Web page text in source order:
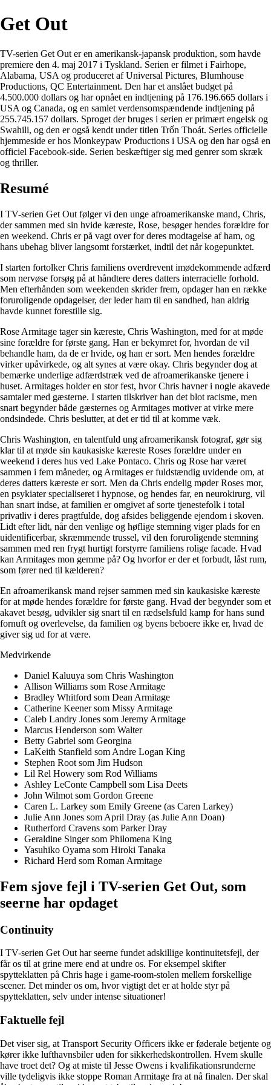
Get Out
TV-serien Get Out er en amerikansk-japansk produktion, som havde
premiere den 4. maj 2017 i Tyskland. Serien er filmet i Fairhope,
Alabama, USA og produceret af Universal Pictures, Blumhouse
Productions, QC Entertainment. Den har et anslået budget på
4.500.000 dollars og har opnået en indtjening på 176.196.665 dollars i
USA og Canada, og en samlet verdensomspændende indtjening på
255.745.157 dollars. Sproget der bruges i serien er primært engelsk og
Swahili, og den er også kendt under titlen Trốn Thoát. Series officielle
hjemmeside er hos Monkeypaw Productions i USA og den har også en
officiel Facebook-side. Serien beskæftiger sig med genrer som skræk
og thriller.
Resumé
I TV-serien Get Out følger vi den unge afroamerikanske mand, Chris,
der sammen med sin hvide kæreste, Rose, besøger hendes forældre for
en weekend. Chris er på vagt over for deres modtagelse af ham, og
hans ubehag bliver langsomt forstærket, indtil det når kogepunktet.
I starten fortolker Chris familiens overdrevent imødekommende adfærd
som nervøse forsøg på at håndtere deres datters interracielle forhold.
Men efterhånden som weekenden skrider frem, opdager han en række
foruroligende opdagelser, der leder ham til en sandhed, han aldrig
havde kunnet forestille sig.
Rose Armitage tager sin kæreste, Chris Washington, med for at møde
sine forældre for første gang. Han er bekymret for, hvordan de vil
behandle ham, da de er hvide, og han er sort. Men hendes forældre
virker upåvirkede, og alt synes at være okay. Chris begynder dog at
bemærke underlige adfærdstræk ved de afroamerikanske tjenere i
huset. Armitages holder en stor fest, hvor Chris havner i nogle akavede
samtaler med gæsterne. I starten tilskriver han det blot racisme, men
snart begynder både gæsternes og Armitages motiver at virke mere
ondsindede. Chris beslutter, at det er tid til at komme væk.
Chris Washington, en talentfuld ung afroamerikansk fotograf, gør sig
klar til at møde sin kaukasiske kæreste Roses forældre under en
weekend i deres hus ved Lake Pontaco. Chris og Rose har været
sammen i fem måneder, og Armitages er fuldstændig uvidende om, at
deres datters kæreste er sort. Men da Chris endelig møder Roses mor,
en psykiater specialiseret i hypnose, og hendes far, en neurokirurg, vil
han snart indse, at familien er omgivet af sorte tjenestefolk i total
privatliv i deres pragtfulde, dog afsides beliggende ejendom i skoven.
Lidt efter lidt, når den venlige og høflige stemning viger plads for en
uidentificerbar, skræmmende trussel, vil den foruroligende stemning
sammen med ren frygt hurtigt forstyrre familiens rolige facade. Hvad
kan Armitages mon gemme på? Og hvorfor er der et forbudt, låst rum,
som fører ned til kælderen?
En afroamerikansk mand rejser sammen med sin kaukasiske kæreste
for at møde hendes forældre for første gang. Hvad der begynder som et
akavet besøg, udvikler sig snart til en rædselsfuld kamp for hans sund
fornuft og overlevelse, da familien og byens beboere ikke er, hvad de
giver sig ud for at være.
Medvirkende
Daniel Kaluuya som Chris Washington
Allison Williams som Rose Armitage
Bradley Whitford som Dean Armitage
Catherine Keener som Missy Armitage
Caleb Landry Jones som Jeremy Armitage
Marcus Henderson som Walter
Betty Gabriel som Georgina
LaKeith Stanfield som Andre Logan King
Stephen Root som Jim Hudson
Lil Rel Howery som Rod Williams
Ashley LeConte Campbell som Lisa Deets
John Wilmot som Gordon Greene
Caren L. Larkey som Emily Greene (as Caren Larkey)
Julie Ann Jones som April Dray (as Julie Ann Doan)
Rutherford Cravens som Parker Dray
Geraldine Singer som Philomena King
Yasuhiko Oyama som Hiroki Tanaka
Richard Herd som Roman Armitage
Fem sjove fejl i TV-serien Get Out, som
seerne har opdaget
Continuity
I TV-serien Get Out har seerne fundet adskillige kontinuitetsfejl, der
får os til at grine mere end at undre os. For eksempel skifter
spytteklatten på Chris hage i game-room-stolen mellem forskellige
scener. Det minder os om, hvor vigtigt det er at holde styr på
spytteklatten, selv under intense situationer!
Faktuelle fejl
Det viser sig, at Transport Security Officers ikke er føderale betjente og
kører ikke lufthavnsbiler uden for sikkerhedskontrollen. Hvem skulle
have troet det? Og at miste til Jesse Owens i kvalifikationsrunderne
ville tydeligvis ikke stoppe Roman Armitage fra at nå finalen. Der skal